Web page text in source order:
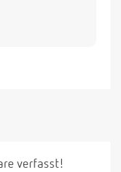
verfasst!